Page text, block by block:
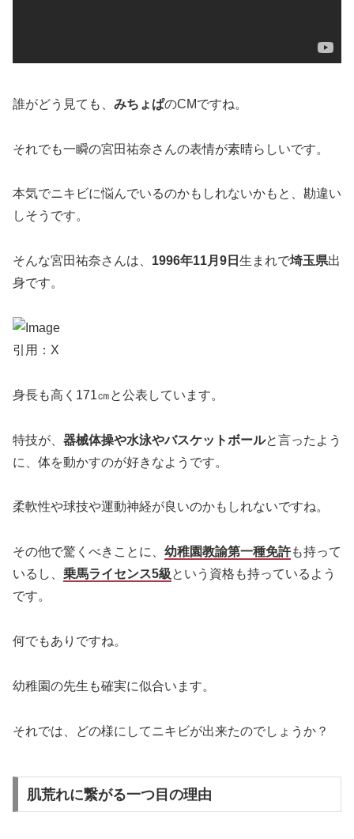
誰がどう見ても、 みちょぱのCMですね。
それでも一瞬の宮田祐奈さんの表情が素晴らしいです。
本気でニキビに悩んでいるのかもしれないかもと、勘違い
しそうです。
そんな宮田祐奈さんは、 1996年11月9日 生まれで埼玉県出
身です。
引用：X
身長も高く171㎝と公表しています。
特技が、 器械体操や水泳やバスケットボールと言ったよう
に、体を動かすのが好きなようです。
柔軟性や球技や運動神経が良いのかもしれないですね。
その他で驚くべきことに、 幼稚園教諭第一種免許も持って
いるし、 乗馬ライセンス5級という資格も持っているよう
です。
何でもありですね。
幼稚園の先生も確実に似合います。
それでは、どの様にしてニキビが出来たのでしょうか？
肌荒れに繋がる一つ目の理由